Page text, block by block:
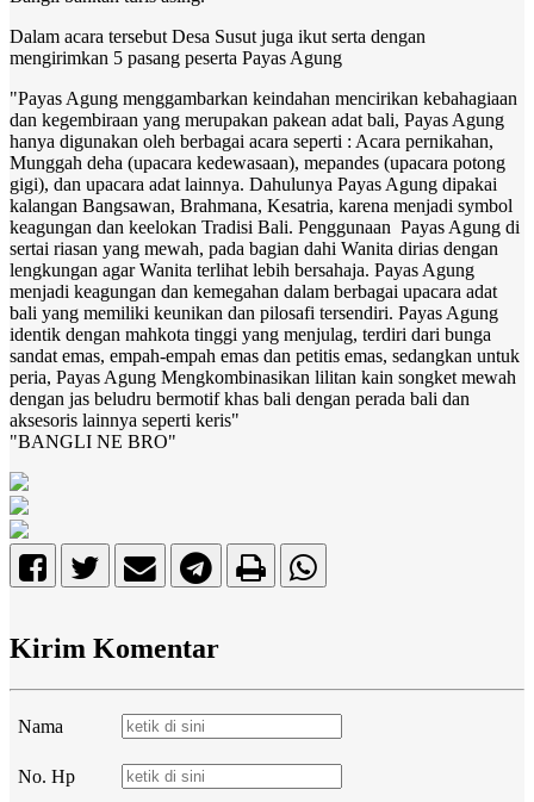
Dalam acara tersebut Desa Susut juga ikut serta dengan
mengirimkan 5 pasang peserta Payas Agung
"Payas Agung menggambarkan keindahan mencirikan kebahagiaan
dan kegembiraan yang merupakan pakean adat bali, Payas Agung
hanya digunakan oleh berbagai acara seperti : Acara pernikahan,
Munggah deha (upacara kedewasaan), mepandes (upacara potong
gigi), dan upacara adat lainnya. Dahulunya Payas Agung dipakai
kalangan Bangsawan, Brahmana, Kesatria, karena menjadi symbol
keagungan dan keelokan Tradisi Bali. Penggunaan Payas Agung di
sertai riasan yang mewah, pada bagian dahi Wanita dirias dengan
lengkungan agar Wanita terlihat lebih bersahaja. Payas Agung
menjadi keagungan dan kemegahan dalam berbagai upacara adat
bali yang memiliki keunikan dan pilosafi tersendiri. Payas Agung
identik dengan mahkota tinggi yang menjulag, terdiri dari bunga
sandat emas, empah-empah emas dan petitis emas, sedangkan untuk
peria, Payas Agung Mengkombinasikan lilitan kain songket mewah
dengan jas beludru bermotif khas bali dengan perada bali dan
aksesoris lainnya seperti keris"
"BANGLI NE BRO"
Kirim Komentar
Nama
No. Hp